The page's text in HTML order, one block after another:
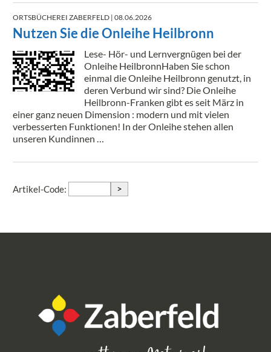
ORTSBÜCHEREI ZABERFELD | 08.06.2026
Nutzen Sie die Onleihe Heilbronn
Lese- Hör- und Lernvergnügen bei der
Onleihe HeilbronnHaben Sie schon
einmal die Onleihe Heilbronn genutzt, in
deren Verbund wir sind? Die Onleihe
Heilbronn-Franken gibt es seit März in
einer ganz neuen Dimension : modern und mit vielen
verbesserten Funktionen! In der Onleihe stehen allen
unseren Kundinnen …
Artikel-Code: >